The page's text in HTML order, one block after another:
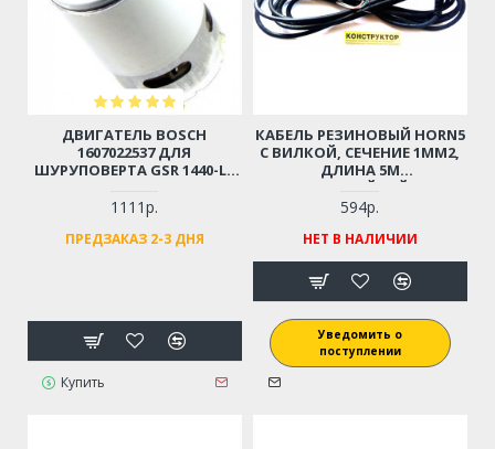
ДВИГАТЕЛЬ BOSCH
1607022537 ДЛЯ
ШУРУПОВЕРТА GSR 1440-LI,
1111р.
ПРЕДЗАКАЗ 2-3 ДНЯ
Купить
КАБЕЛЬ РЕЗИНОВЫЙ HORN5
С ВИЛКОЙ, СЕЧЕНИЕ 1ММ2,
ДЛИНА 5М
ИЗНОСОСТОЙКИЙ, ДЛЯ
ЭЛЕКТРОИНСТРУМЕНТА.
ХИТ ПРОДАЖ!
594р.
НЕТ В НАЛИЧИИ
Уведомить о
поступлении